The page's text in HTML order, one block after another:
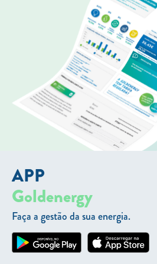
APP
Goldenergy
Faça a gestão da sua energia.